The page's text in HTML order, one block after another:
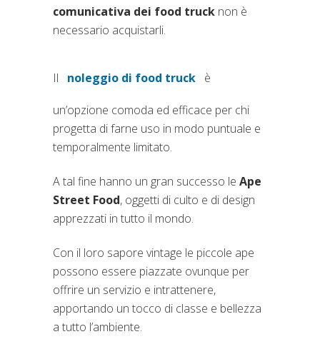
comunicativa dei food truck non è
necessario acquistarli.
Il noleggio di food truck è
un’opzione comoda ed efficace per chi
progetta di farne uso in modo puntuale e
temporalmente limitato.
A tal fine hanno un gran successo le Ape
Street Food, oggetti di culto e di design
apprezzati in tutto il mondo.
Con il loro sapore vintage le piccole ape
possono essere piazzate ovunque per
offrire un servizio e intrattenere,
apportando un tocco di classe e bellezza
a tutto l’ambiente.